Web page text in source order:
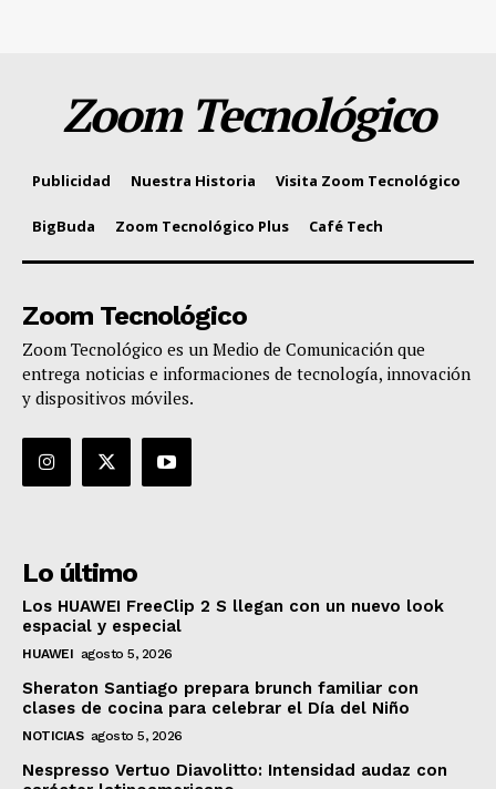
Zoom Tecnológico
Publicidad Nuestra Historia Visita Zoom Tecnológico
BigBuda Zoom Tecnológico Plus Café Tech
Zoom Tecnológico
Zoom Tecnológico es un Medio de Comunicación que
entrega noticias e informaciones de tecnología, innovación
y dispositivos móviles.
Lo último
Los HUAWEI FreeClip 2 S llegan con un nuevo look
espacial y especial
HUAWEI agosto 5, 2026
Sheraton Santiago prepara brunch familiar con
clases de cocina para celebrar el Día del Niño
NOTICIAS agosto 5, 2026
Nespresso Vertuo Diavolitto: Intensidad audaz con